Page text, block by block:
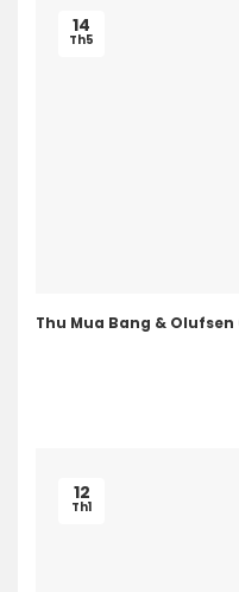
Thu Mua Bang & Olufsen
14
Th5
12
Th1